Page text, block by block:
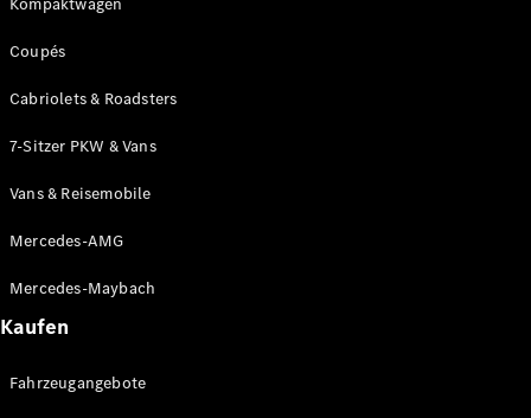
Konfigurator
Mercedes-
Vans & Reisemobile
Coupés
Cabriolets & Roadsters
7-Sitzer PKW & Vans
Vans & Reisemobile
Mercedes-AMG
Mercedes-Maybach
Kaufen
Fahrzeugangebote